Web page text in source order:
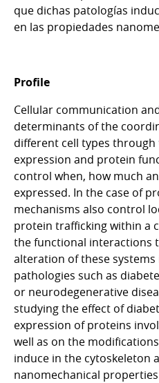
que dichas patologías
en las propiedades
Profile
Cellular communication
determinants of the
different cell types
expression and protein
control when, how much
expressed. In the case of
mechanisms also control
protein trafficking within a
the functional interactions
alteration of these
pathologies such as
or neurodegenerative
studying the effect of
expression of proteins
well as on the
induce in the cytoskeleton
nanomechanical